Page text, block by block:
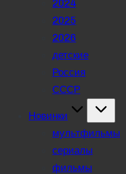
2024
2025
2026
детские
Россия
СССР
Новинки
мультфильмы
сериалы
фильмы